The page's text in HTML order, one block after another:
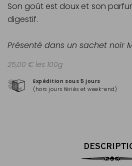
Expédition sous 5 jours
(hors jours fériés et week-end)
Son goût est doux et son
digestif.
Présenté dans un sachet noir
25,00 € les 100g